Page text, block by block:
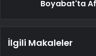
Boyabat'ta
İlgili Makaleler